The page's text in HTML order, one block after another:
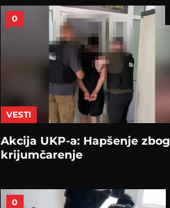
0
VESTI
Akcija UKP-a: Hapšenje zbog
krijumčarenje
0